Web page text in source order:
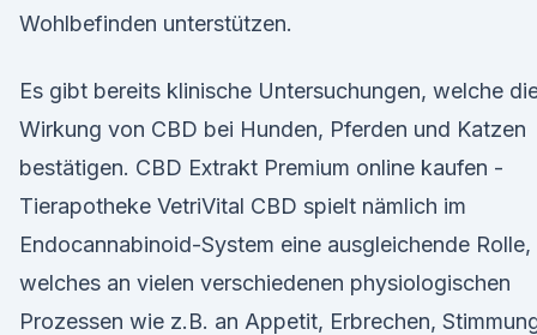
Wohlbefinden unterstützen.
Es gibt bereits klinische Untersuchungen, welche
Wirkung von CBD bei Hunden, Pferden und Katzen
bestätigen. CBD Extrakt Premium online kaufen -
Tierapotheke VetriVital CBD spielt nämlich im
Endocannabinoid-System eine ausgleichende Rolle,
welches an vielen verschiedenen physiologischen
Prozessen wie z.B. an Appetit, Erbrechen,